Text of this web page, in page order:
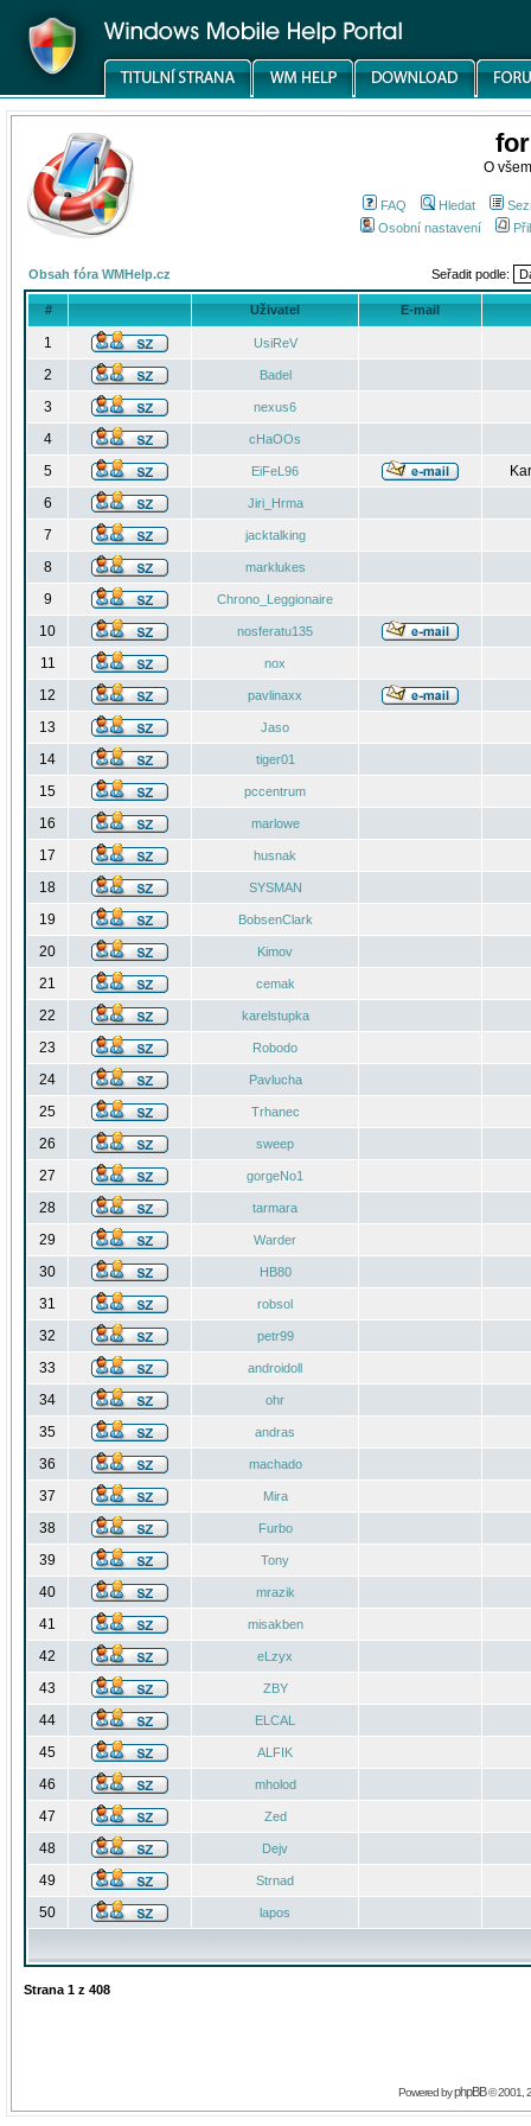
O
FAQ Hledat
Osobní nastavení
Obsah fóra WMHelp.cz Seřadit podle:
# Uživatel E-mail
1 UsiReV
2 Badel
3 nexus6
4 cHaOOs
5 EiFeL96
6
Jiri_Hrma
7 jacktalking
8 marklukes
9 Chrono_Leggionaire
10 nosferatu135
11 nox
12 pavlinaxx
13 Jaso
14 tiger01
15 pccentrum
16 marlowe
17 husnak
18 SYSMAN
19 BobsenClark
20 Kimov
21 cemak
22 karelstupka
23 Robodo
24 Pavlucha
25 Trhanec
26 sweep
27 gorgeNo1
28 tarmara
29 Warder
30 HB80
31 robsol
32 petr99
33 androidoll
34 ohr
35 andras
36 machado
37 Mira
38 Furbo
39 Tony
40 mrazik
41 misakben
42 eLzyx
43 ZBY
44 ELCAL
45 ALFIK
46 mholod
47 Zed
48 Dejv
49 Strnad
50 lapos
Strana 1 z 408
Powered byphpBB© 2001,